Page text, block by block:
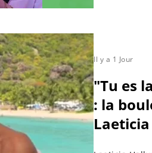
Il y a 1 Jour
"Tu es
: la